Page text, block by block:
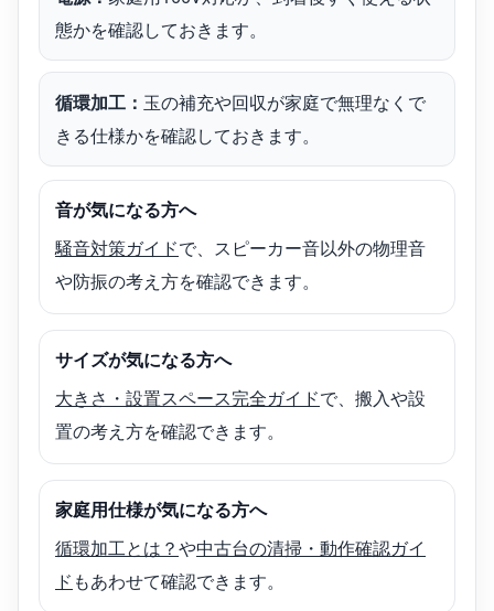
態かを確認しておきます。
循環加工： 玉の補充や回収が家庭で無理なくで
きる仕様かを確認しておきます。
音が気になる方へ
騒音対策ガイドで、スピーカー音以外の物理音
や防振の考え方を確認できます。
サイズが気になる方へ
大きさ・設置スペース完全ガイドで、搬入や設
置の考え方を確認できます。
家庭用仕様が気になる方へ
循環加工とは？や中古台の清掃・動作確認ガイ
ド もあわせて確認できます。